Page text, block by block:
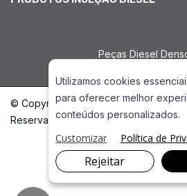
Peças Diesel
© Copyright 2026. DIVIA Marketing
Reservados
Utilizamos cookies
para oferecer melhor
conteúdos personalizados.
Customizar Política de
Rejeitar